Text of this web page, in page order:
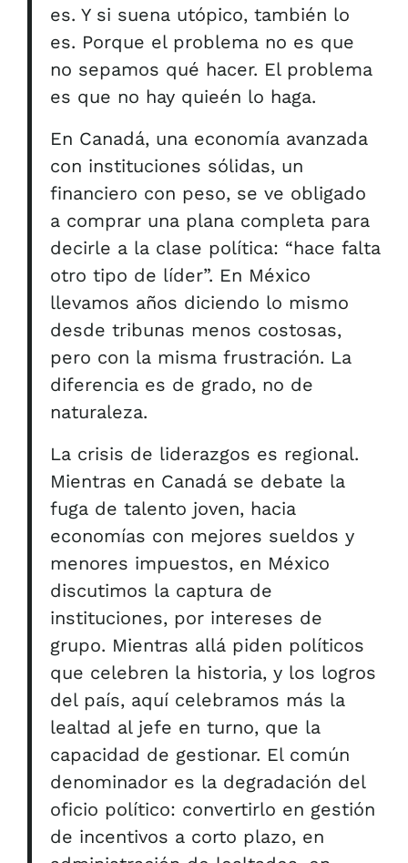
es. Y si suena utópico, también lo
es. Porque el problema no es que
no sepamos qué hacer. El problema
es que no hay quieén lo haga.
En Canadá, una economía avanzada
con instituciones sólidas, un
financiero con peso, se ve obligado
a comprar una plana completa para
decirle a la clase política: “hace falta
otro tipo de líder”. En México
llevamos años diciendo lo mismo
desde tribunas menos costosas,
pero con la misma frustración. La
diferencia es de grado, no de
naturaleza.
La crisis de liderazgos es regional.
Mientras en Canadá se debate la
fuga de talento joven, hacia
economías con mejores sueldos y
menores impuestos, en México
discutimos la captura de
instituciones, por intereses de
grupo. Mientras allá piden políticos
que celebren la historia, y los logros
del país, aquí celebramos más la
lealtad al jefe en turno, que la
capacidad de gestionar. El común
denominador es la degradación del
oficio político: convertirlo en gestión
de incentivos a corto plazo, en